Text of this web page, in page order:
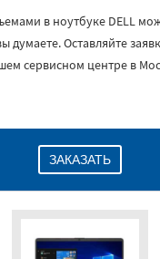
в ноутбуке DELL
думаете. Оставляйте
сервисном центре в
ЗАКАЗАТЬ